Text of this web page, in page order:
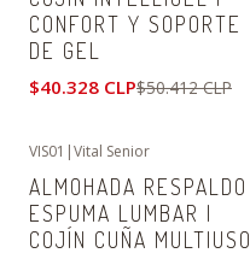
CONFORT Y SOPORTE
DE GEL
$40.328 CLP$50.412 CLP
VIS01 |Vital Senior
ALMOHADA RESPALDO
ESPUMA LUMBAR |
COJÍN CUÑA MULTIUSO